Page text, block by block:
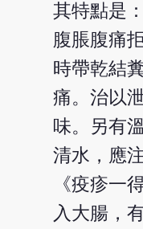
其特點是
腹脹腹痛
時帶乾結
痛。治以
味。另有
清水，應
《疫疹一
入大腸，